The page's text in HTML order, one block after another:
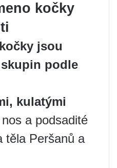
kočky
jsou
podle
kulatými
a podsadité
těla Peršanů a